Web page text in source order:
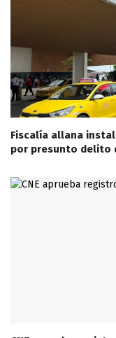
Fiscalía allana
por presunto delito